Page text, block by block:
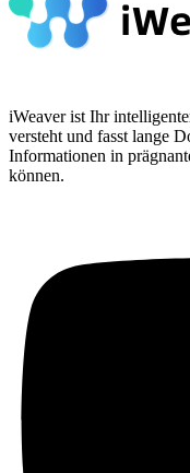
iWeaver ist Ihr
versteht und fasst lange
Informationen in
können.